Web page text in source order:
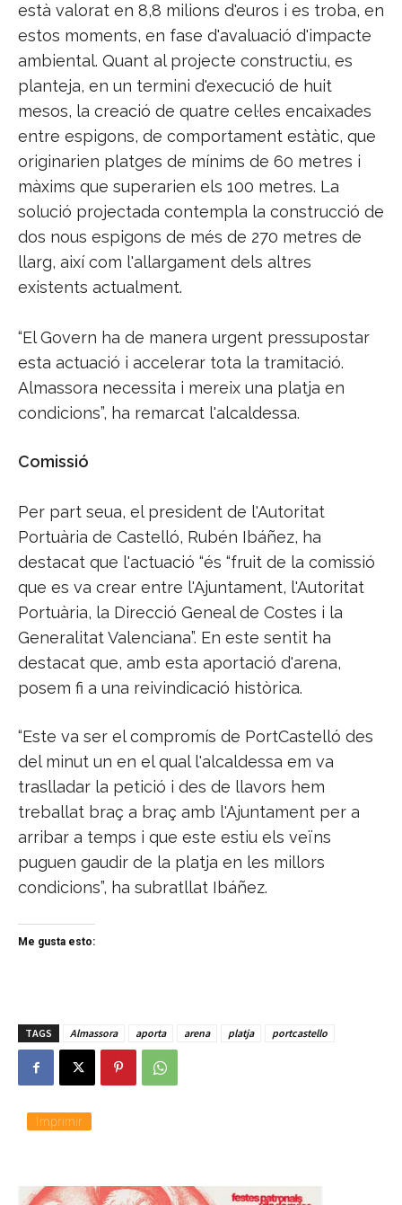
està valorat en 8,8 milions d'euros i es troba, en
estos moments, en fase d'avaluació d'impacte
ambiental. Quant al projecte constructiu, es
planteja, en un termini d'execució de huit
mesos, la creació de quatre cel·les encaixades
entre espigons, de comportament estàtic, que
originarien platges de mínims de 60 metres i
màxims que superarien els 100 metres. La
solució projectada contempla la construcció de
dos nous espigons de més de 270 metres de
llarg, així com l'allargament dels altres
existents actualment.
“El Govern ha de manera urgent pressupostar
esta actuació i accelerar tota la tramitació.
Almassora necessita i mereix una platja en
condicions”, ha remarcat l'alcaldessa.
Comissió
Per part seua, el president de l'Autoritat
Portuària de Castelló, Rubén Ibáñez, ha
destacat que l'actuació “és “fruit de la comissió
que es va crear entre l'Ajuntament, l'Autoritat
Portuària, la Direcció Geneal de Costes i la
Generalitat Valenciana”. En este sentit ha
destacat que, amb esta aportació d'arena,
posem fi a una reivindicació històrica.
“Este va ser el compromís de PortCastelló des
del minut un en el qual l'alcaldessa em va
traslladar la petició i des de llavors hem
treballat braç a braç amb l'Ajuntament per a
arribar a temps i que este estiu els veïns
puguen gaudir de la platja en les millors
condicions”, ha subratllat Ibáñez.
Me gusta esto:
TAGS Almassora aporta arena platja portcastello
Imprimir